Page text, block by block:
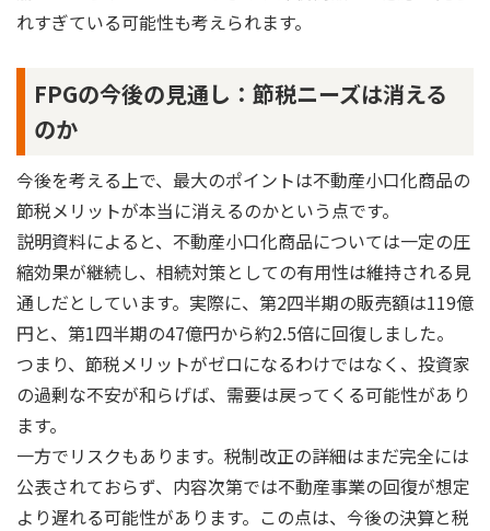
れすぎている可能性も考えられます。
FPGの今後の見通し：節税ニーズは消える
のか
今後を考える上で、最大のポイントは不動産小口化商品の
節税メリットが本当に消えるのかという点です。
説明資料によると、不動産小口化商品については一定の圧
縮効果が継続し、相続対策としての有用性は維持される見
通しだとしています。実際に、第2四半期の販売額は119億
円と、第1四半期の47億円から約2.5倍に回復しました。
つまり、節税メリットがゼロになるわけではなく、投資家
の過剰な不安が和らげば、需要は戻ってくる可能性があり
ます。
一方でリスクもあります。税制改正の詳細はまだ完全には
公表されておらず、内容次第では不動産事業の回復が想定
より遅れる可能性があります。この点は、今後の決算と税